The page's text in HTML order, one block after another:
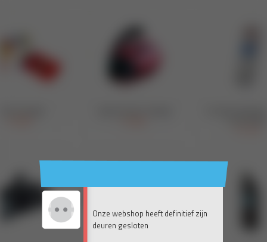
Onze webshop heeft definitief zijn
deuren gesloten